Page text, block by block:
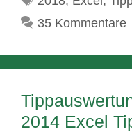
35 Kommentare
2014 Excel